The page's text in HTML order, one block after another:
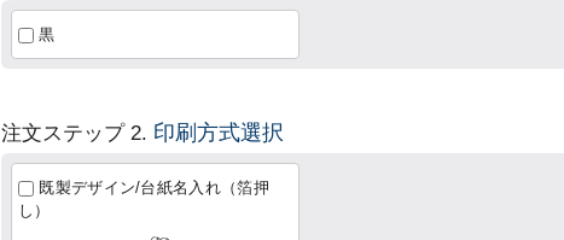
黒
注文ステップ 2. 印刷方式選択
既製デザイン/台紙名入れ（箔押
し）